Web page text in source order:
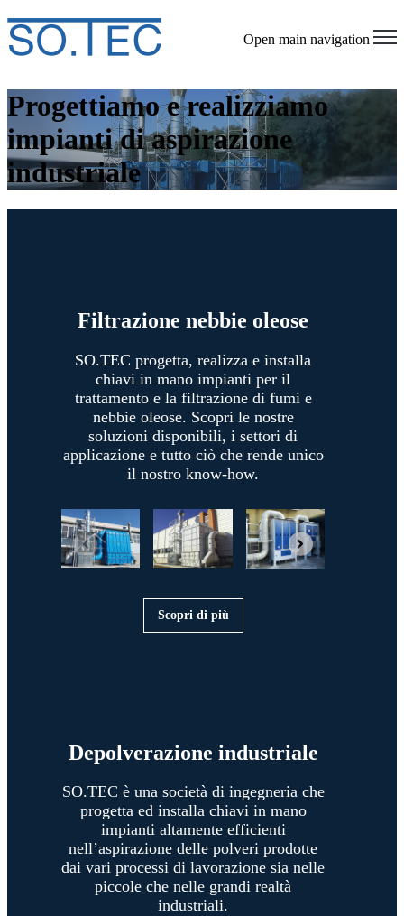
Open main navigation
Progettiamo e realizziamo
impianti di aspirazione
industriale
Filtrazione nebbie oleose
SO.TEC progetta, realizza e installa
chiavi in mano impianti per il
trattamento e la filtrazione di fumi e
nebbie oleose. Scopri le nostre
soluzioni disponibili, i settori di
applicazione e tutto ciò che rende unico
il nostro know-how.
Scopri di più
Depolverazione industriale
SO.TEC è una società di ingegneria che
progetta ed installa chiavi in mano
impianti altamente efficienti
nell’aspirazione delle polveri prodotte
dai vari processi di lavorazione sia nelle
piccole che nelle grandi realtà
industriali.